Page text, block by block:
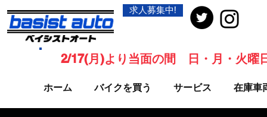
求人募集中!
ホーム バイクを買う サービス 在庫車
2/17(月)より当面の間 日・月・火曜